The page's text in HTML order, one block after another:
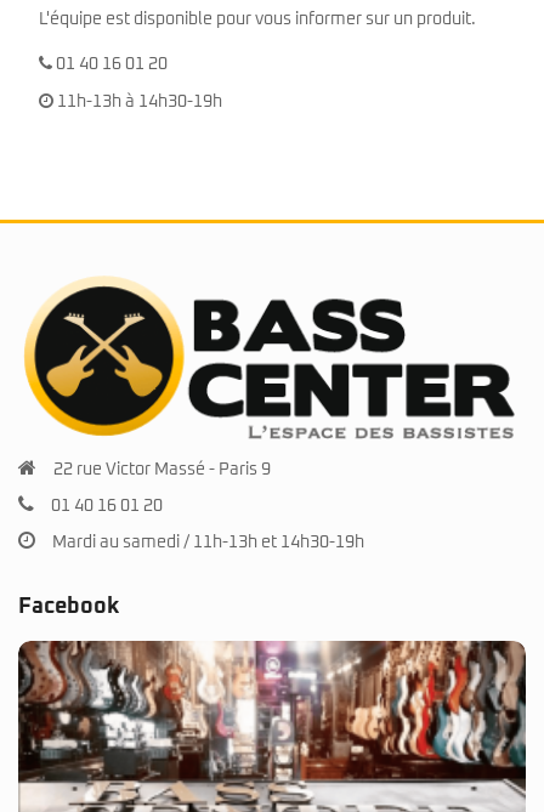
L'équipe est disponible pour vous informer sur un produit.
01 40 16 01 20
11h-13h à 14h30-19h
22 rue Victor Massé - Paris 9
01 40 16 01 20
Mardi au samedi / 11h-13h et 14h30-19h
Facebook